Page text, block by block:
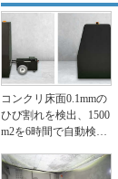
コンクリ床面0.1mmの
ひび割れを検出、1500
m2を6時間で自動検査